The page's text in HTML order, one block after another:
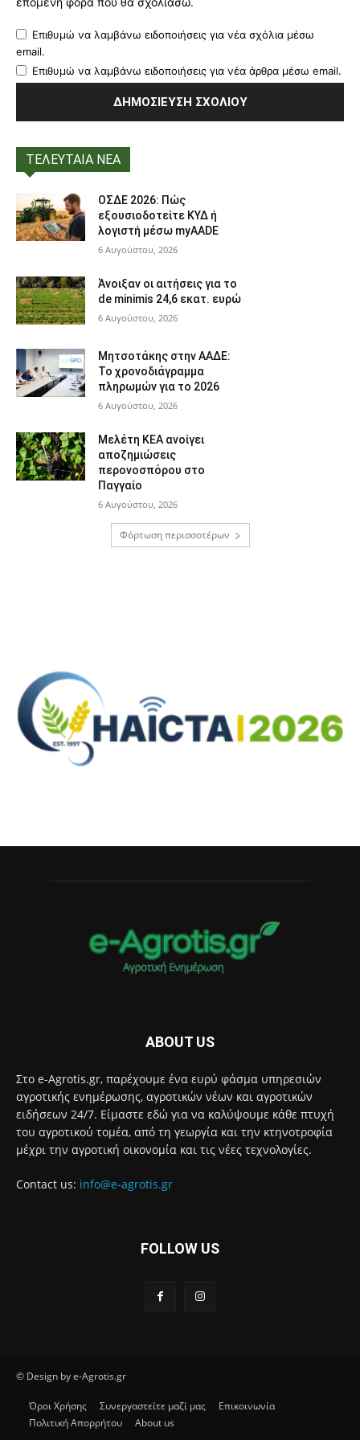
Επιθυμώ να λαμβάνω ειδοποιήσεις για νέα σχόλια μέσω
email.
Επιθυμώ να λαμβάνω ειδοποιήσεις για νέα άρθρα μέσω email.
ΤΕΛΕΥΤΑΙΑ ΝΕΑ
ΟΣΔΕ 2026: Πώς
εξουσιοδοτείτε ΚΥΔ ή
λογιστή μέσω myAADE
6 Αυγούστου, 2026
Άνοιξαν οι αιτήσεις για το
de minimis 24,6 εκατ. ευρώ
6 Αυγούστου, 2026
Μητσοτάκης στην ΑΑΔΕ:
Το χρονοδιάγραμμα
πληρωμών για το 2026
6 Αυγούστου, 2026
Μελέτη ΚΕΑ ανοίγει
αποζημιώσεις
περονοσπόρου στο
Παγγαίο
6 Αυγούστου, 2026
Φόρτωση περισσοτέρων
ABOUT US
Στο e-Agrotis.gr, παρέχουμε ένα ευρύ φάσμα υπηρεσιών
αγροτικής ενημέρωσης, αγροτικών νέων και αγροτικών
ειδήσεων 24/7. Είμαστε εδώ για να καλύψουμε κάθε πτυχή
του αγροτικού τομέα, από τη γεωργία και την κτηνοτροφία
μέχρι την αγροτική οικονομία και τις νέες τεχνολογίες.
Contact us: info@e-agrotis.gr
FOLLOW US
© Design by e-Agrotis.gr
Όροι Χρήσης Συνεργαστείτε μαζί μας
Επικοινωνία
Πολιτική Απορρήτου
About us